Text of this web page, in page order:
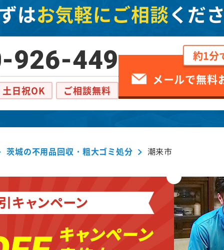
はお気軽にご相談くだ
926-449
土日祝OK ご相談無料
約1分
メールで無料
茨城の不用品回収・粗大ゴミ処分 潮来市